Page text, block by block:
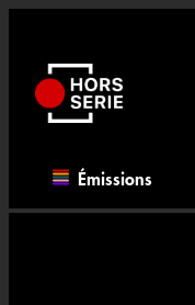
contenu
Émissions